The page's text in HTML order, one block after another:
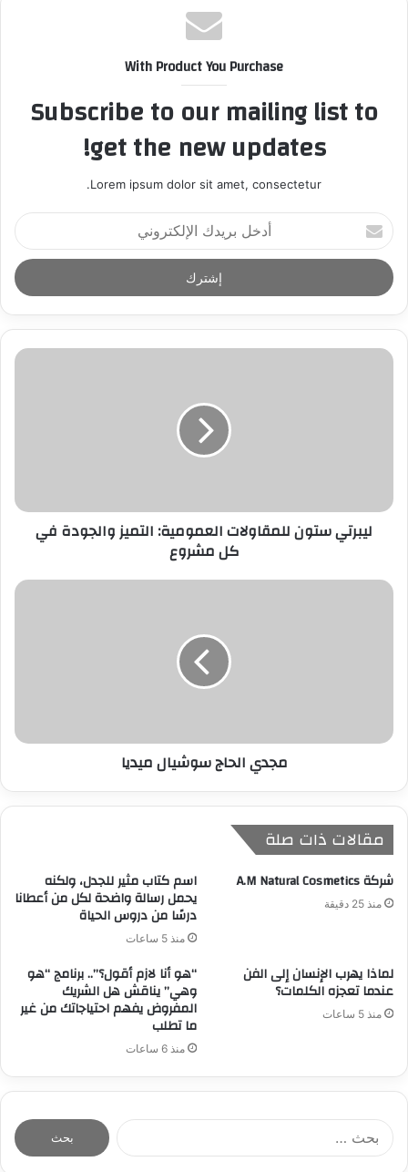
With Product You Purchase
Subscribe to our mailing list to
get the new updates!
Lorem ipsum dolor sit amet, consectetur.
أ
د
خ
ل
ر
د
ر
ليبرتي ستون للمقاولات العمومية: التميز والجودة في
كل مشروع
مجدي الحاج سوشيال ميديا
مقالات ذات صلة
شركة A.M Natural Cosmetics
منذ 25 دقيقة
​اسم كتاب مثير للجدل، ولكنه
يحمل رسالة واضحة لكل من أعطانا
درسًا من دروس الحياة
منذ 5 ساعات
لماذا يهرب الإنسان إلى الفن
عندما تعجزه الكلمات؟
منذ 5 ساعات
“هو أنا لازم أقول؟”.. برنامج “هو
وهي” يناقش هل الشريك
المفروض يفهم احتياجاتك من غير
ما تطلب
منذ 6 ساعات